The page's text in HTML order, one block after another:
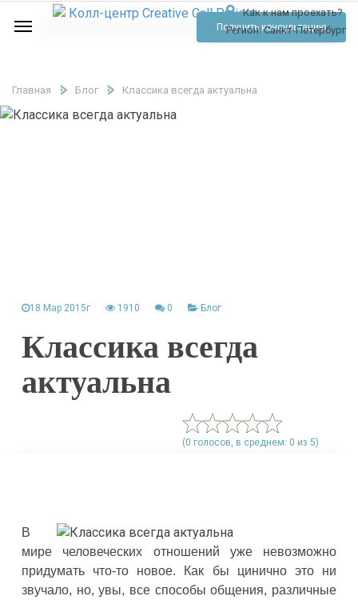
Как к нам проехать?
Регион:Санкт-Петербург
Отзывы
Тарифы
Получить консультацию
Главная Блог Классика всегда актуальна
18 Мар 2015г 1910 0 Блог
Классика всегда
актуальна
(0 голосов, в среднем: 0 из 5)
В
мире человеческих отношений уже невозможно
придумать что-то новое. Как бы цинично это ни
звучало, но, увы, все способы общения, различные